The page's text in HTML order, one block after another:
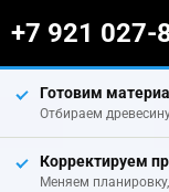
+7 921 027-
Готовим
Отбираем
Корректируем
Меняем